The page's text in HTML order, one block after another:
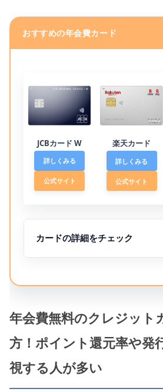
以下の問い合わせフォームからご報
けますと幸いです。
おすすめの年会費カード
JCBカード W
詳しくみる
公式サイト
楽天カード
詳しくみる
公式サイト
カードの詳細をチェック
・年会費：永年
無料
・基本還元率
年会費無料のクレジット
方！ポイント還元率や発
視する人が多い